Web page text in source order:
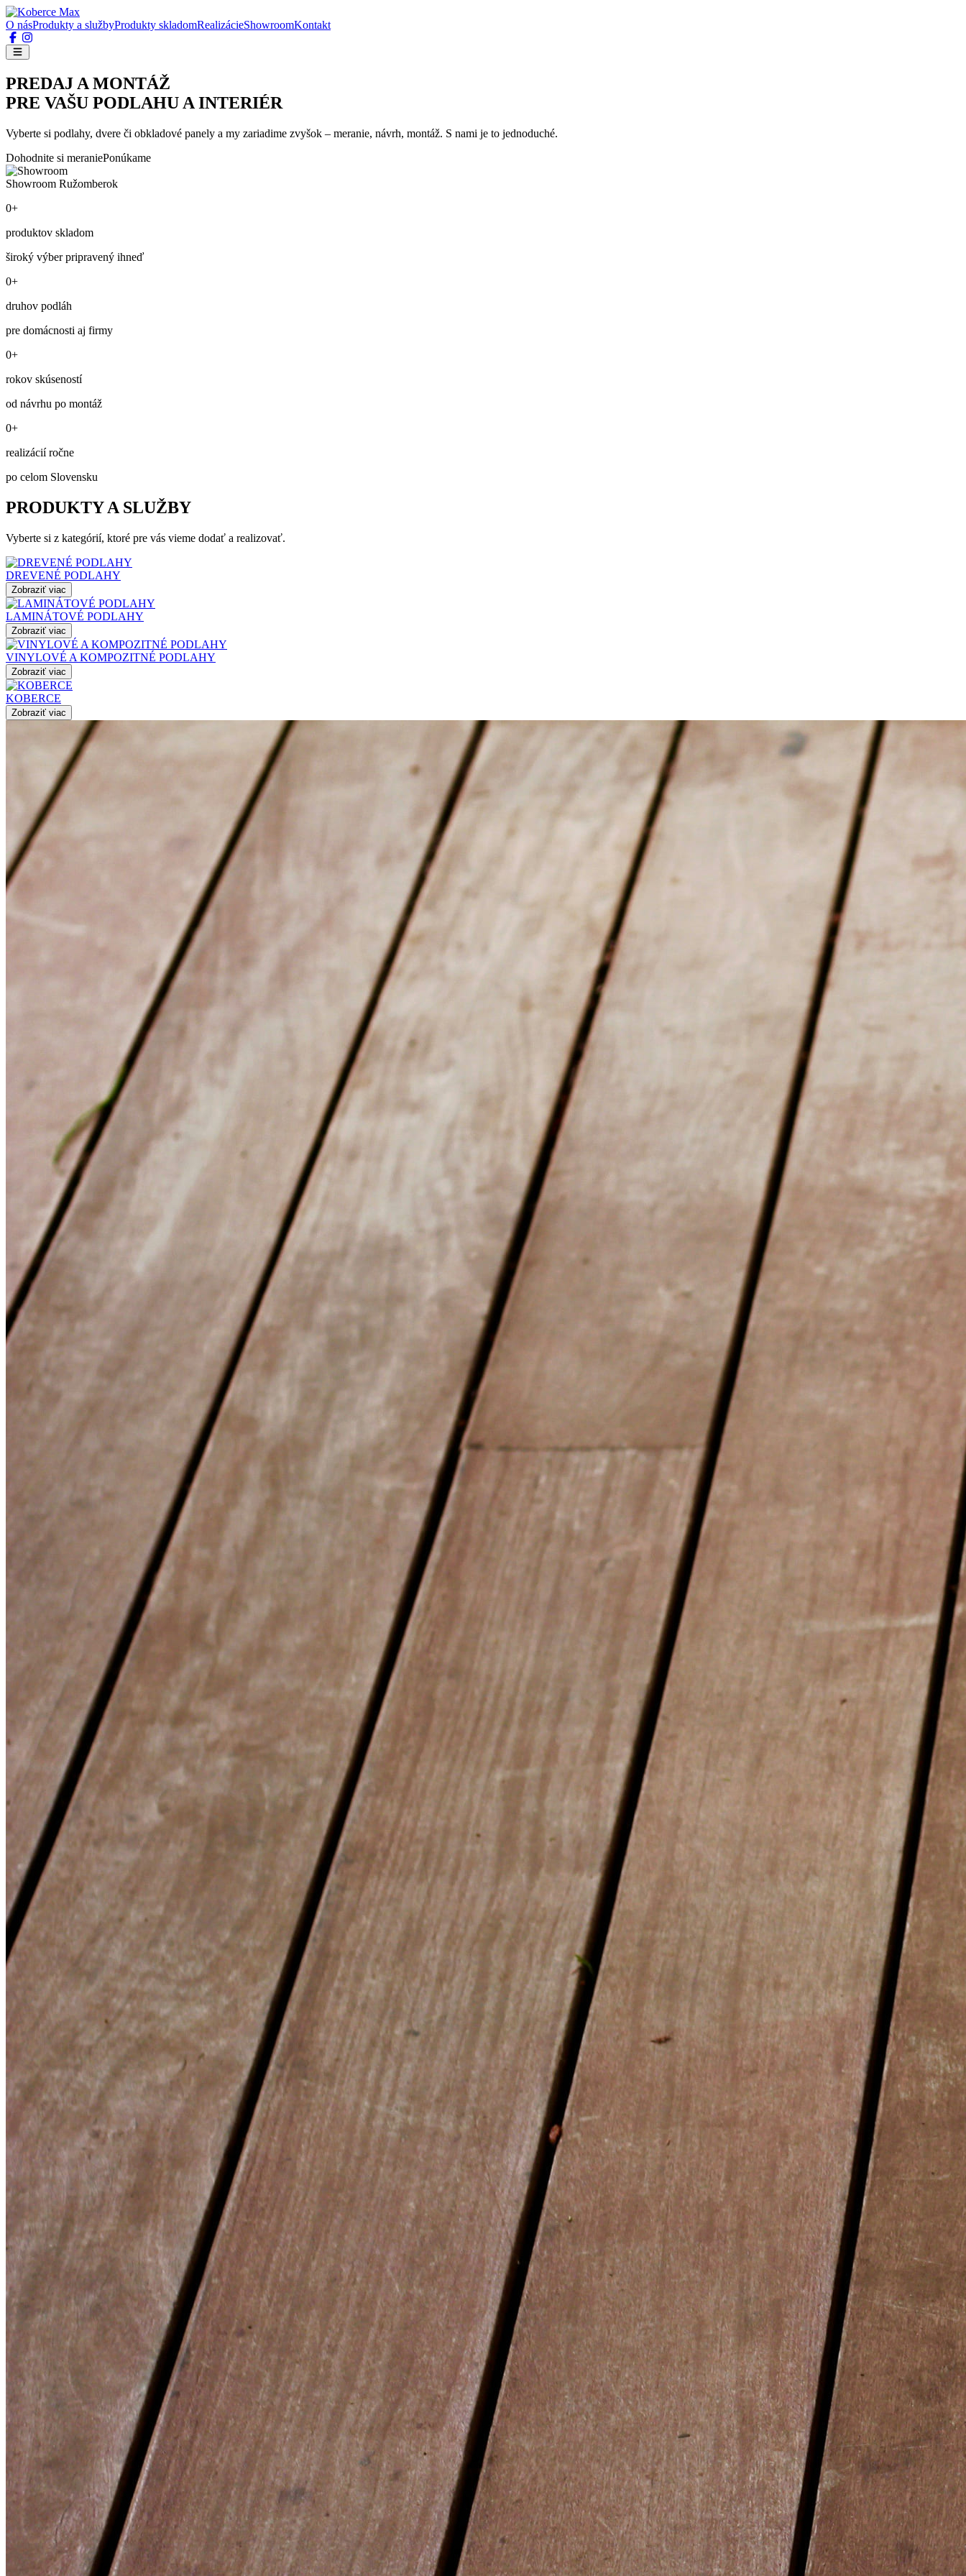
O násProdukty a službyProdukty skladomRealizácieShowroomKontakt
PREDAJ A MONTÁŽ
PRE VAŠU PODLAHU A INTERIÉR
Vyberte si podlahy, dvere či obkladové panely a my zariadime zvyšok – meranie, návrh, montáž. S nami je to jednoduché.
Dohodnite si meraniePonúkame
Showroom Ružomberok
0+
produktov skladom
široký výber pripravený ihneď
0+
druhov podláh
pre domácnosti aj firmy
0+
rokov skúseností
od návrhu po montáž
0+
realizácií ročne
po celom Slovensku
PRODUKTY A SLUŽBY
Vyberte si z kategórií, ktoré pre vás vieme dodať a realizovať.
DREVENÉ PODLAHY
Zobraziť viac
LAMINÁTOVÉ PODLAHY
Zobraziť viac
VINYLOVÉ A KOMPOZITNÉ PODLAHY
Zobraziť viac
KOBERCE
Zobraziť viac